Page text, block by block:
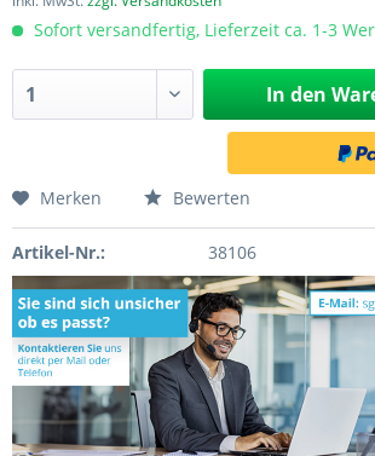
Sofort versandfertig, Lieferzeit ca. 1-3
In den
Merken Bewerten
Artikel-Nr.: 38106